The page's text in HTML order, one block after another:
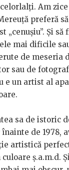
Am
preferă
„cenușiu”. Și să
mai dificile
de meseria
sau de
e un artist al
sa de istoric
înainte de 1978,
artistică
ș.a.m.d.